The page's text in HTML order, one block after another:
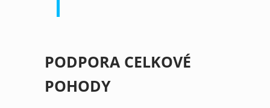
PODPORA CELKOVÉ
POHODY